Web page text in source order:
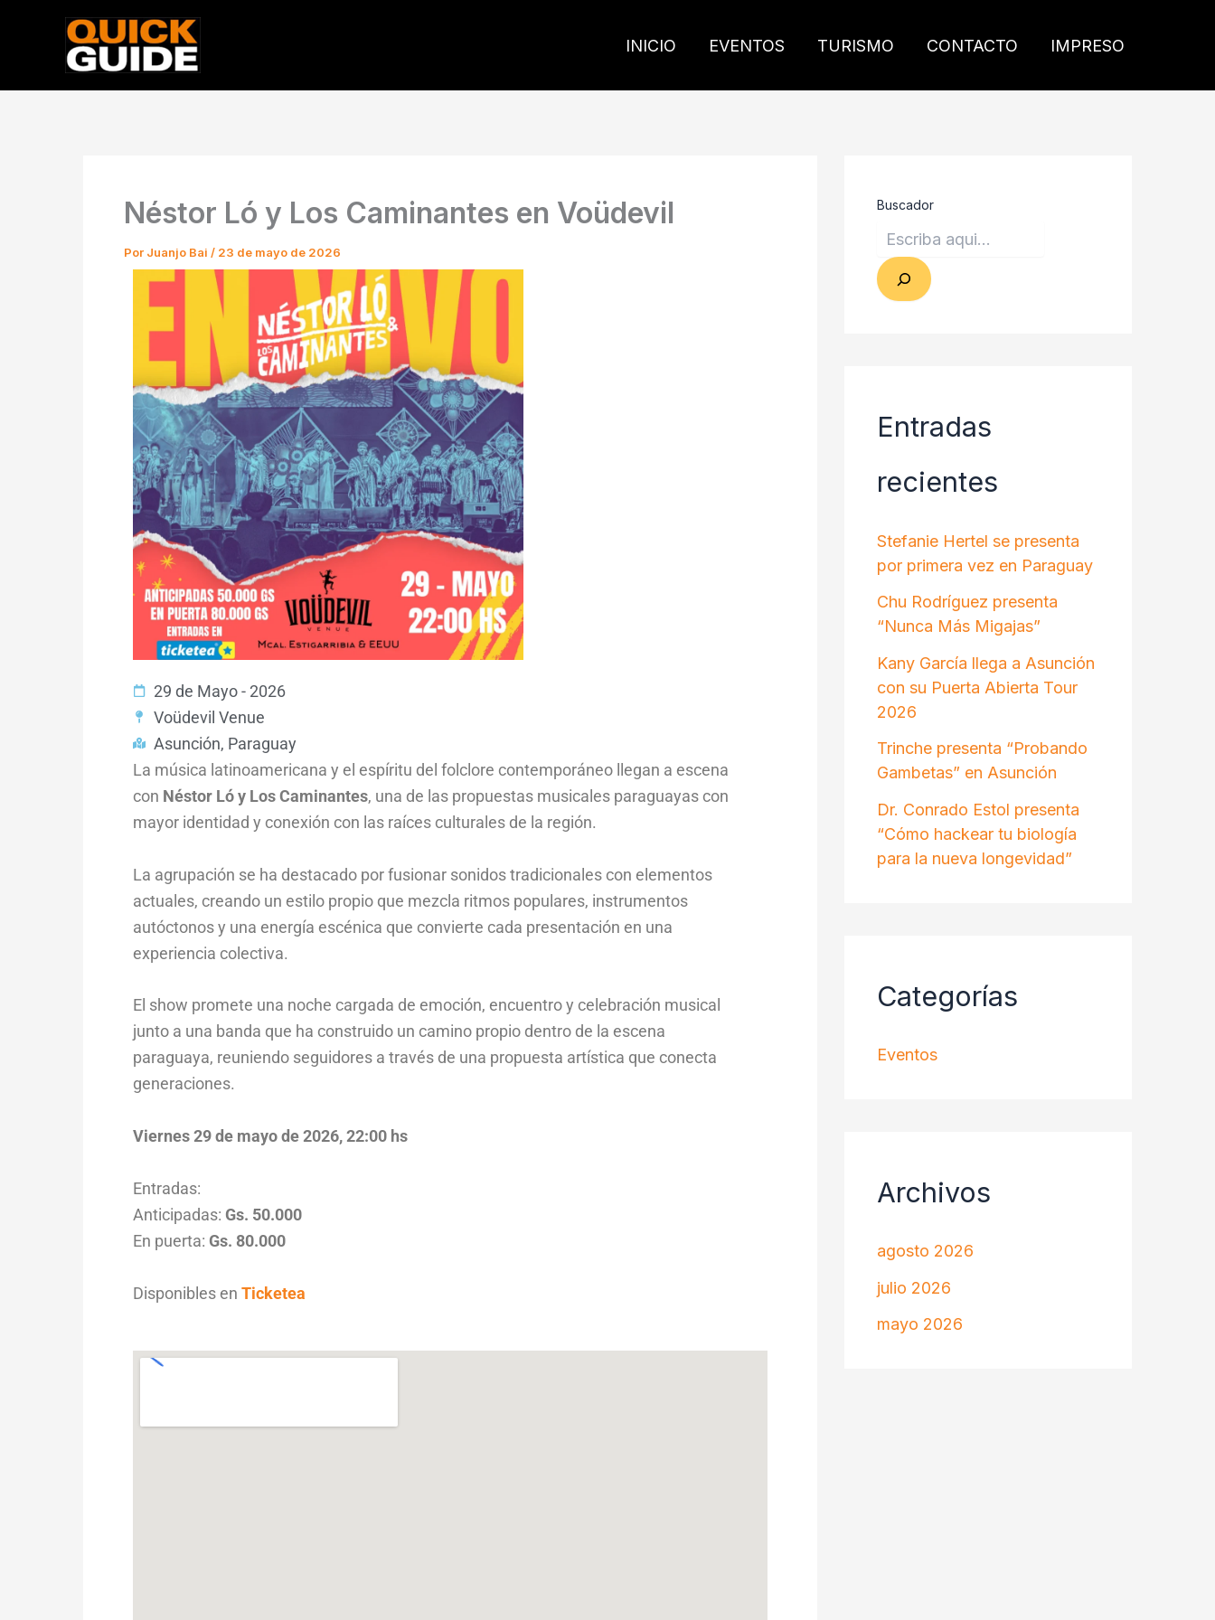
contenido
INICIO EVENTOS TURISMO CONTACTO IMPRESO
Néstor Ló y Los Caminantes en Voüdevil
Por Juanjo Bai / 23 de mayo de 2026
29 de Mayo - 2026
Voüdevil Venue
Asunción, Paraguay
La música latinoamericana y el espíritu del folclore contemporáneo llegan a escena
con Néstor Ló y Los Caminantes, una de las propuestas musicales paraguayas con
mayor identidad y conexión con las raíces culturales de la región.
La agrupación se ha destacado por fusionar sonidos tradicionales con elementos
actuales, creando un estilo propio que mezcla ritmos populares, instrumentos
autóctonos y una energía escénica que convierte cada presentación en una
experiencia colectiva.
El show promete una noche cargada de emoción, encuentro y celebración musical
junto a una banda que ha construido un camino propio dentro de la escena
paraguaya, reuniendo seguidores a través de una propuesta artística que conecta
generaciones.
Viernes 29 de mayo de 2026,22:00 hs
Entradas:
Anticipadas: Gs. 50.000
En puerta: Gs. 80.000
Disponibles en Ticketea
Buscador
Entradas
recientes
Stefanie Hertel se presenta
por primera vez en Paraguay
Chu Rodríguez presenta
“Nunca Más Migajas”
Kany García llega a Asunción
con su Puerta Abierta Tour
2026
Trinche presenta “Probando
Gambetas” en Asunción
Dr. Conrado Estol presenta
“Cómo hackear tu biología
para la nueva longevidad”
Categorías
Eventos
Archivos
agosto 2026
julio 2026
mayo 2026